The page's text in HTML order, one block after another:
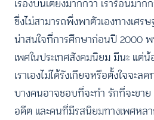
เรื่องบนเตียงมากกว่า เร่าร้อนมา
ซึ่งไม่สามารถพึ่งพาตัวเองทางเศร
น่าสนใจที่การศึกษาก่อนปี 2000 พ
เพศในประเทศสังคมนิยม มีนะ แต่
เราเองไม่ได้รังเกียจหรือตั้งใจจะ
บางคนอาจชอบที่จะทำ รักที่จะข
อดีต และคนที่มีรสนิยมทางเพศหล